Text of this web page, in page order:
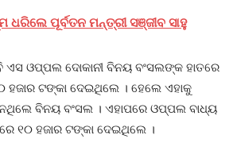
ଧରିଲେ ପୂର୍ବତନ ମନ୍ତ୍ରୀ ସଞ୍ଜୀବ ସାହୁ
ଏସ ଓପ୍ପଲ ଦୋକାନୀ ବିନୟ ବଂସଲଙ୍କ ହାତରେ
ହଜାର ଟଙ୍କା ଦେଇଥିଲେ । ହେଲେ ଏହାକୁ
ବିନୟ ବଂସଲ । ଏହାପରେ ଓପ୍ପଲ ବାଧ୍ୟ
୧୦ ହଜାର ଟଙ୍କା ଦେଇଥିଲେ ।